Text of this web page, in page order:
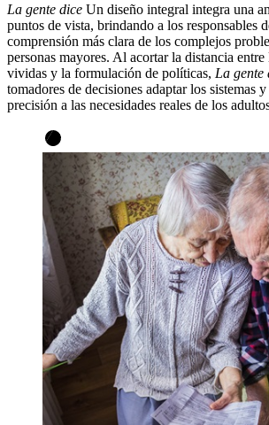
La gente dice Un diseño integral integra una
puntos de vista, brindando a los responsables
comprensión más clara de los complejos
personas mayores. Al acortar la distancia entre
vividas y la formulación de políticas, La gente
tomadores de decisiones adaptar los sistemas
precisión a las necesidades reales de los